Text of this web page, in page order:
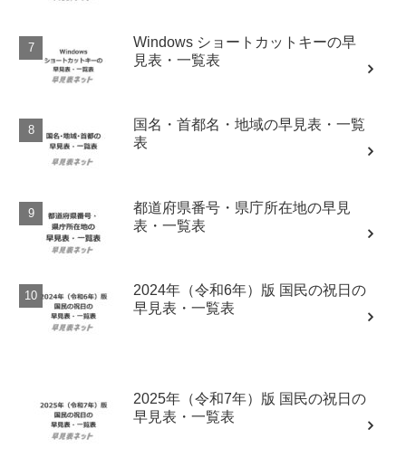
Windows ショートカットキーの早
見表・一覧表
国名・首都名・地域の早見表・一覧
表
都道府県番号・県庁所在地の早見
表・一覧表
2024年（令和6年）版 国民の祝日の
早見表・一覧表
2025年（令和7年）版 国民の祝日の
早見表・一覧表